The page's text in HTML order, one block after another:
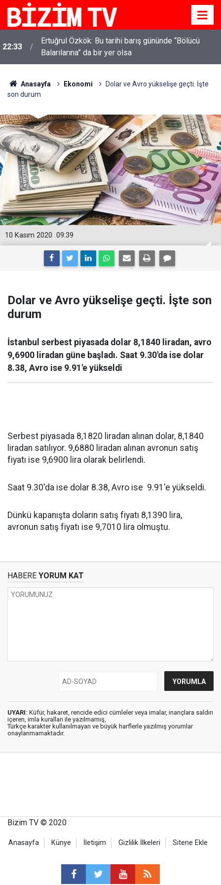
22:33
Ertuğrul Özkök: Bu tarihi barış gününde “Bölücü
Balarılarına” da bir yer olsa
Anasayfa Ekonomi
Dolar ve Avro yükselişe geçti. İşte
son durum
09:39
10 Kasım 2020
Dolar ve Avro yükselişe geçti. İşte son
durum
İstanbul serbest piyasada dolar 8,1840 liradan, avro
9,6900 liradan güne başladı. Saat 9.30'da ise dolar
8.38, Avro ise 9.91'e yükseldi
Serbest piyasada 8,1820 liradan alınan dolar, 8,1840
liradan satılıyor. 9,6880 liradan alınan avronun satış
fiyatı ise 9,6900 lira olarak belirlendi.
Saat 9.30'da ise dolar 8.38, Avro ise 9.91'e yükseldi.
Dünkü kapanışta doların satış fiyatı 8,1390 lira,
avronun satış fiyatı ise 9,7010 lira olmuştu.
HABERE YORUM KAT
UYARI: Küfür, hakaret, rencide edici cümleler veya imalar, inançlara saldırı
içeren, imla kuralları ile yazılmamış,
Türkçe karakter kullanılmayan ve büyük harflerle yazılmış yorumlar
onaylanmamaktadır.
Bizim TV © 2020
Anasayfa Künye İletişim Gizlilik İlkeleri Sitene Ekle